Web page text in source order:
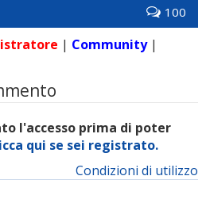
100
| Community|
l'accesso prima di poter
qui se sei registrato.
Condizioni di utilizzo